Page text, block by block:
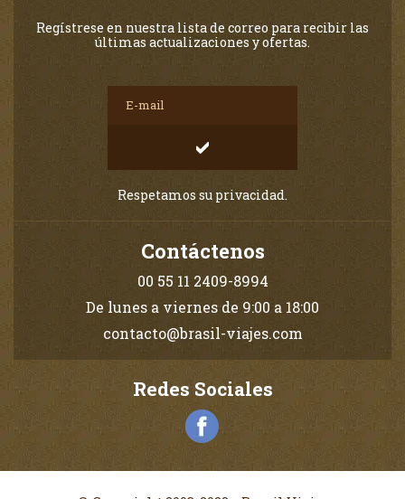
Regístrese en nuestra lista de correo para recibir las
últimas actualizaciones y ofertas.
Respetamos su privacidad.
Contáctenos
00 55 11 2409-8994
De lunes a viernes de 9:00 a 18:00
contacto@brasil-viajes.com
Redes Sociales